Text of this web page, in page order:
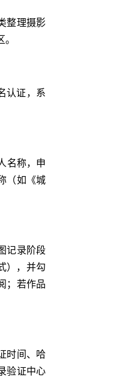
整理摄影
认证，系
名称，申
（如《城
记录阶段
），并勾
；若作品
时间、哈
验证中心